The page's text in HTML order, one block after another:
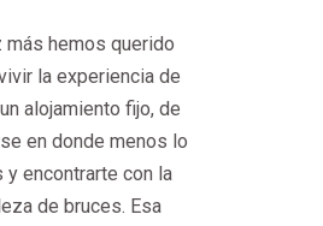
más hemos querido
la experiencia de
alojamiento fijo, de
en donde menos lo
y encontrarte con la
de bruces. Esa